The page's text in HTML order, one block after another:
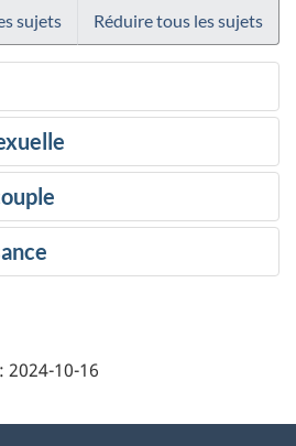
sujets Réduire tous les sujets
2024-10-16